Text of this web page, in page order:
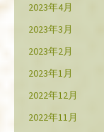
2023年4月
2023年3月
2023年2月
2023年1月
2022年12月
2022年11月